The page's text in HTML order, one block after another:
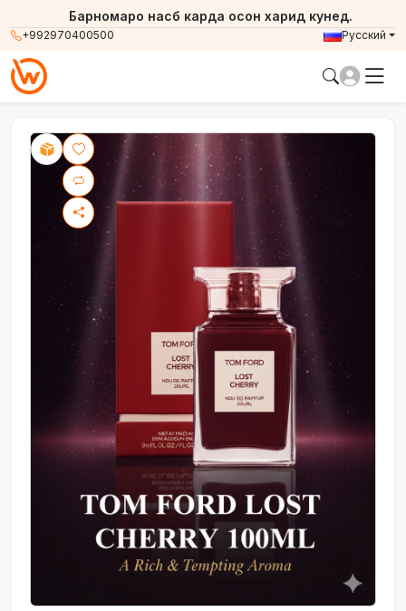
+992970400500
Барномаро насб карда осон харид кунед.
Русский